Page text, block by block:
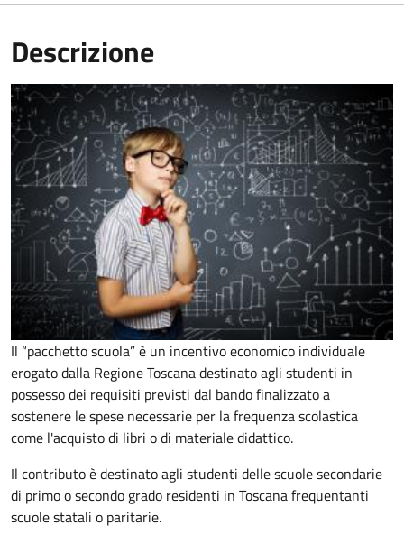
Descrizione
Il “pacchetto scuola” è un incentivo economico individuale
erogato dalla Regione Toscana destinato agli studenti in
possesso dei requisiti previsti dal bandofinalizzato a
sostenere le spese necessarie per la frequenza scolastica
come l'acquisto di libri o di materiale didattico.
Il contributo è destinato agli studenti delle scuole secondarie
di primo o secondo grado residenti in Toscana frequentanti
scuole statali o paritarie.